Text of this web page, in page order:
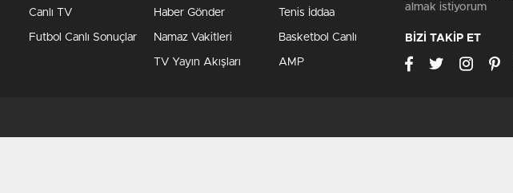
Canlı TV
Futbol Canlı Sonuçlar
Haber Gönder
Namaz Vakitleri
TV Yayın Akışları
Tenis İddaa
Basketbol Canlı
AMP
almak istiyorum
BİZİ TAKİP ET